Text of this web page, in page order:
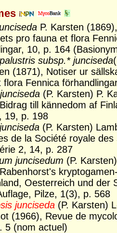
P. Karsten
pro fauna et flora
10, p. 164
subsp.* junciseda
(1871), Notiser ur
flora Fennica
(P. Karsten) P.
till kännedom af
19, p. 198
(P. Karsten)
de la Société royale des
2, 14, p. 287
juncisedum (P.
Oesterreich und der
Pilze, 1(3), p. 568
junciseda (P. Karsten)
(1966), Revue de
5 (nom actuel)